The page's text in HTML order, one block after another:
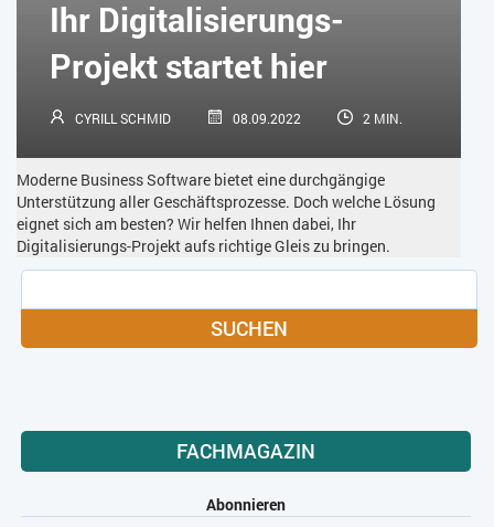
Ihr Digitalisierungs-
Projekt startet hier
CYRILL SCHMID 08.09.2022 2 MIN.
Moderne Business Software bietet eine durchgängige
Unterstützung aller Geschäftsprozesse. Doch welche Lösung
eignet sich am besten? Wir helfen Ihnen dabei, Ihr
Digitalisierungs-Projekt aufs richtige Gleis zu bringen.
SUCHEN
FACHMAGAZIN
Abonnieren